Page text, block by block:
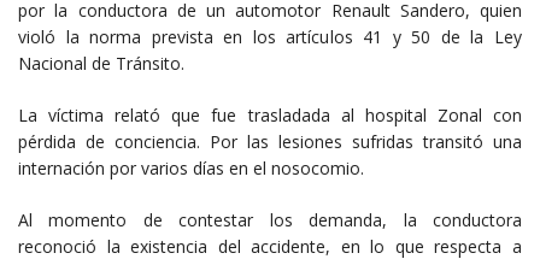
por la conductora de un automotor Renault Sandero, quien
violó la norma prevista en los artículos 41 y 50 de la Ley
Nacional de Tránsito.
La víctima relató que fue trasladada al hospital Zonal con
pérdida de conciencia. Por las lesiones sufridas transitó una
internación por varios días en el nosocomio.
Al momento de contestar los demanda, la conductora
reconoció la existencia del accidente, en lo que respecta a